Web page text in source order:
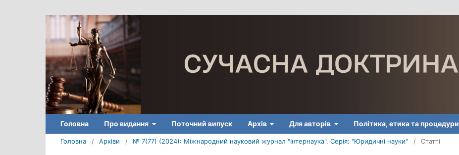
Головна Про видання Поточний випуск Архів Для авторів Політика, етика та процедури
Головна / Архіви / № 7(77) (2024): Міжнародний науковий журнал "Інтернаука". Серія: "Юридичні науки" / Статті